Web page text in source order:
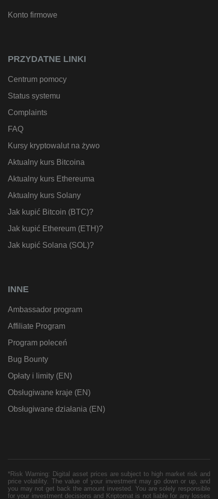
Konto firmowe
PRZYDATNE LINKI
Centrum pomocy
Status systemu
Complaints
FAQ
Kursy kryptowalut na żywo
Aktualny kurs Bitcoina
Aktualny kurs Ethereuma
Aktualny kurs Solany
Jak kupić Bitcoin (BTC)?
Jak kupić Ethereum (ETH)?
Jak kupić Solana (SOL)?
INNE
Ambassador program
Affiliate Program
Program poleceń
Bug Bounty
Opłaty i limity (EN)
Obsługiwane kraje (EN)
Obsługiwane działania (EN)
*Risk Warning: Digital asset prices are subject to high market risk and
price volatility. The value of your investment may go down or up, and
you may not get back the amount invested. You are solely responsible
for your investment decisions and Kriptomat is not liable for any losses